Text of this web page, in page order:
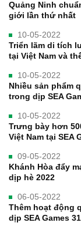
Quảng Ninh
giới lần thứ nhất
10-05-2022
Triển lãm di tích
tại Việt Nam và
10-05-2022
Nhiều sản phẩm
trong dịp SEA
10-05-2022
Trưng bày hơn
Việt Nam tại SEA
09-05-2022
Khánh Hòa đẩy
dịp hè 2022
06-05-2022
Thêm hoạt động
dịp SEA Games 31